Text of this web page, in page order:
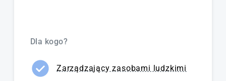
Dla kogo?
Zarządzający zasobami ludzkimi